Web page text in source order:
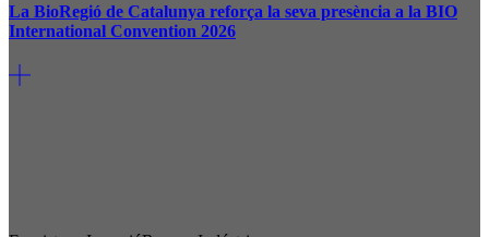
La BioRegió de Catalunya reforça la seva presència a la BIO
International Convention 2026